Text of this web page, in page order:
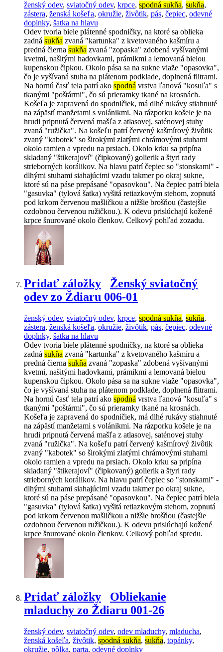
ženský odev, sviatočný odev, krpce, spodná sukňa, sukňa,
zástera, ženská košeľa, okružie, živôtik, pás, čepiec, odevné
doplnky, šatka na hlavu
Odev tvoria biele plátenné spodničky, na ktoré sa oblieka
zadná sukňa zvaná "kartunka" z kvetovaného kašmíru a
predná čierna sukňa zvaná "zopaska" zdobená vyšívanými
kvetmi, našitými hadovkami, prámikmi a lemovaná bielou
kupenskou čipkou. Okolo pása sa na sukne viaže "opasovka",
čo je vyšívaná stuha na plátenom podklade, doplnená flitrami.
Na hornú časť tela patrí ako spodná vrstva ľanová "kosuľa" s
tkanými "poštármi", čo sú prieramky tkané na krosnách.
Košeľa je zapravená do spodničiek, má dlhé rukávy stiahnuté
na zápästí manžetami s volánikmi. Na rázporku košele je na
hrudi pripnutá červená mašľa z atlasovej, saténovej stuhy
zvaná "ružička". Na košeľu patrí červený kašmírový živôtik
zvaný "kabotek" so širokými zlatými chrámovými stuhami
okolo ramien a vpredu na prsiach. Okolo krku sa pripína
skladaný "štikerajoví" (čipkovaný) golierik a štyri rady
strieborných korálikov. Na hlavu patrí čepiec so "stonskami" -
dlhými stuhami siahajúcimi vzadu takmer po okraj sukne,
ktoré sú na páse prepásané "opasovkou". Na čepiec patrí biela
"gasuvka" (tylová šatka) vyšitá retiazkovým stehom, zopnutá
pod krkom červenou mašličkou a nižšie brošňou (častejšie
ozdobnou červenou ružičkou.). K odevu prislúchajú kožené
krpce šnurované okolo členkov. Celkový pohľad zozadu.
Pridať záložky
Ženský sviatočný
odev zo Ždiaru 006-01
ženský odev, sviatočný odev, krpce, spodná sukňa, sukňa,
zástera, ženská košeľa, okružie, živôtik, pás, čepiec, odevné
doplnky, šatka na hlavu
Odev tvoria biele plátenné spodničky, na ktoré sa oblieka
zadná sukňa zvaná "kartunka" z kvetovaného kašmíru a
predná čierna sukňa zvaná "zopaska" zdobená vyšívanými
kvetmi, našitými hadovkami, prámikmi a lemovaná bielou
kupenskou čipkou. Okolo pása sa na sukne viaže "opasovka",
čo je vyšívaná stuha na plátenom podklade, doplnená flitrami.
Na hornú časť tela patrí ako spodná vrstva ľanová "kosuľa" s
tkanými "poštármi", čo sú prieramky tkané na krosnách.
Košeľa je zapravená do spodničiek, má dlhé rukávy stiahnuté
na zápästí manžetami s volánikmi. Na rázporku košele je na
hrudi pripnutá červená mašľa z atlasovej, saténovej stuhy
zvaná "ružička". Na košeľu patrí červený kašmírový živôtik
zvaný "kabotek" so širokými zlatými chrámovými stuhami
okolo ramien a vpredu na prsiach. Okolo krku sa pripína
skladaný "štikerajoví" (čipkovaný) golierik a štyri rady
strieborných korálikov. Na hlavu patrí čepiec so "stonskami" -
dlhými stuhami siahajúcimi vzadu takmer po okraj sukne,
ktoré sú na páse prepásané "opasovkou". Na čepiec patrí biela
"gasuvka" (tylová šatka) vyšitá retiazkovým stehom, zopnutá
pod krkom červenou mašličkou a nižšie brošňou (častejšie
ozdobnou červenou ružičkou.). K odevu prislúchajú kožené
krpce šnurované okolo členkov. Celkový pohľad spredu.
Pridať záložky
Obliekanie
mladuchy zo Ždiaru 001-26
ženský odev, sviatočný odev, odev mladuchy, mladucha,
ženská košeľa, živôtik, spodná sukňa, sukňa, topánky,
okružie, pôlka, parta, odevné doplnky